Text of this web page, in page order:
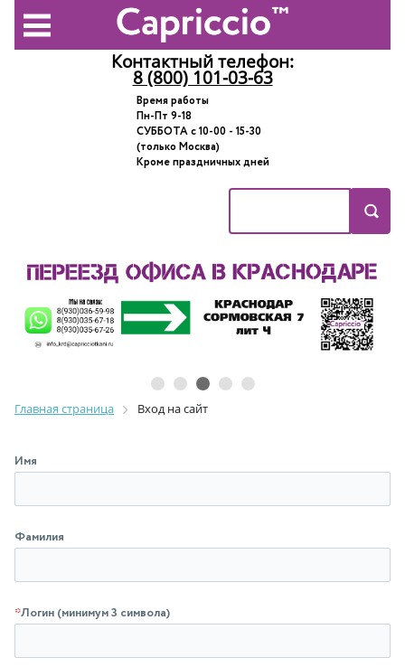
Контактный телефон:
8 (800) 101-03-63
Время работы
Пн-Пт 9-18
СУББОТА с 10-00 - 15-30
(только Москва)
Кроме праздничных дней
Главная страница Вход на сайт
Имя
Фамилия
*Логин (минимум 3 символа)